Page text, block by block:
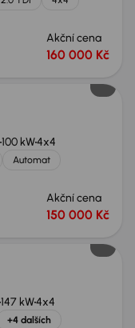
Akční cena
160 000 Kč
100 kW4x4
Automat
Akční cena
150 000 Kč
147 kW4x4
+4 dalších